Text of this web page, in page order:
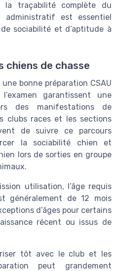
la traçabilité complète du
administratif est essentiel
sociabilité et d’aptitude à
chiens de chasse
bonne préparation CSAU
garantissent une
des manifestations de
clubs races et les sections
de suivre ce parcours
la sociabilité chien et
lors de sorties en groupe
utilisation, l’âge requis
généralement de 12 mois
d’âges pour certains
récent ou issus de
tôt avec le club et les
peut grandement